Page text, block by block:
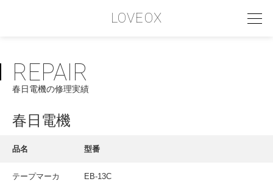
LOVEOX
PHILOSOPHY
フィロソフィー
COMPANY PROFILE
REPAIR
春日電機の修理実績
春日電機
品名 型番
テープマーカ EB-13C